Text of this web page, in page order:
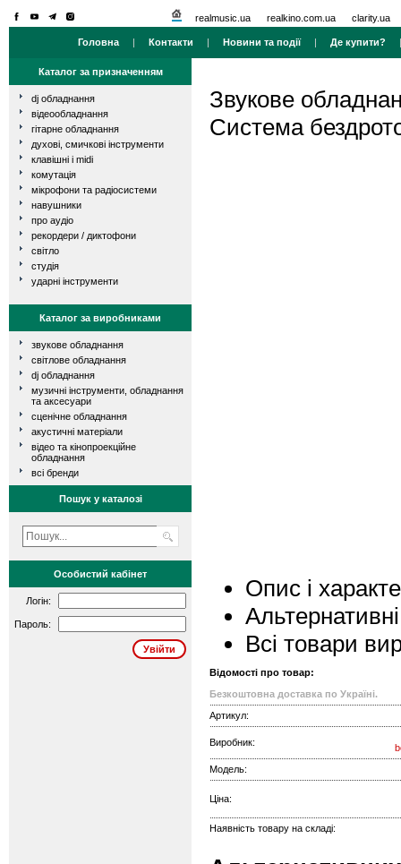
realmusic.ua realkino.com.ua clarity.ua
Головна | Контакти | Новини та події| Де купити?
Каталог за призначенням
dj обладнання
відеообладнання
гітарне обладнання
духові, смичкові інструменти
клавішні і midi
комутація
мікрофони та радіосистеми
навушники
про аудіо
рекордери / диктофони
світло
студія
ударні інструменти
Каталог за виробниками
звукове обладнання
світлове обладнання
dj обладнання
музичні інструменти, обладнання
та аксесуари
сценічне обладнання
акустичні матеріали
відео та кінопроекційне
обладнання
всі бренди
Пошук у каталозі
Особистий кабінет
Логін:
Пароль:
Звукове
Cистема
Опис і
Всі товари
Відомості про товар:
Безкоштовна доставка по Україні.
Артикул:
Виробник:
Модель:
Ціна:
Наявність товару на складі: